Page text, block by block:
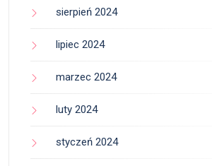
sierpień 2024
lipiec 2024
marzec 2024
luty 2024
styczeń 2024